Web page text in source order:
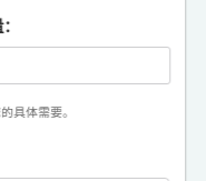
具体需要。